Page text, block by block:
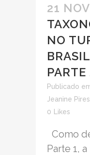
21 NOV
NO
PARTE
Publicado
Jeanine Pires
0 Likes
Como
Parte 1,